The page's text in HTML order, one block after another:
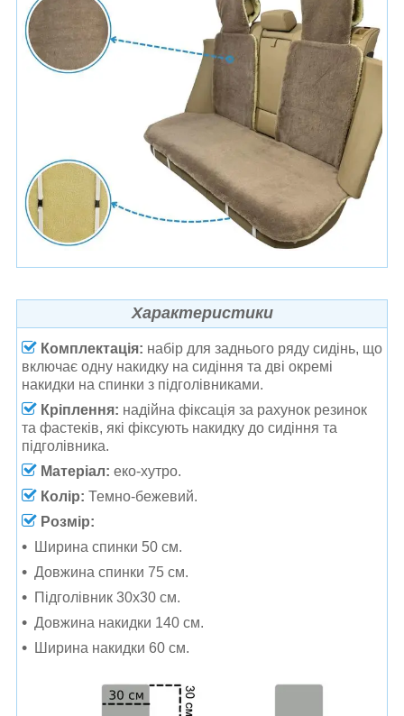
Характеристики
Комплектація: набір для заднього ряду сидінь, що
включає одну накидку на сидіння та дві окремі
накидки на спинки з підголівниками.
Кріплення: надійна фіксація за рахунок резинок
та фастеків, які фіксують накидку до сидіння та
підголівника.
Матеріал: еко-хутро.
Колір: Темно-бежевий.
Розмір:
Ширина спинки 50 см.
Довжина спинки 75 см.
Підголівник 30х30 см.
Довжина накидки 140 см.
Ширина накидки 60 см.